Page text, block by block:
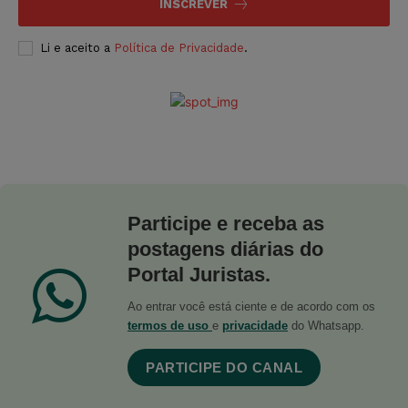
INSCREVER
Li e aceito a Política de Privacidade.
Participe e receba as
postagens diárias do
Portal Juristas.
Ao entrar você está ciente e de acordo com os
termos de uso e privacidade do Whatsapp.
PARTICIPE DO CANAL